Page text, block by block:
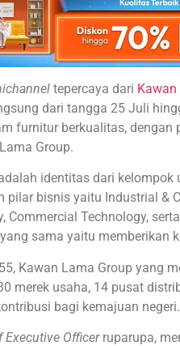
tepercaya dari
dari tangga 25 Juli
furnitur berkualitas, dengan
Group.
identitas dari
pilar bisnis yaitu Industrial &
Commercial Technology,
sama yaitu memberikan
Kawan Lama Group yang
merek usaha, 14 pusat
bagi kemajuan negeri.
Executive Officerruparupa,